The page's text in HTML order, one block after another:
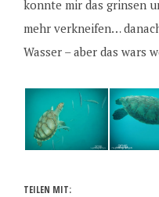
konnte mir das grinsen
mehr verkneifen…
Wasser – aber das wars
TEILEN MIT: